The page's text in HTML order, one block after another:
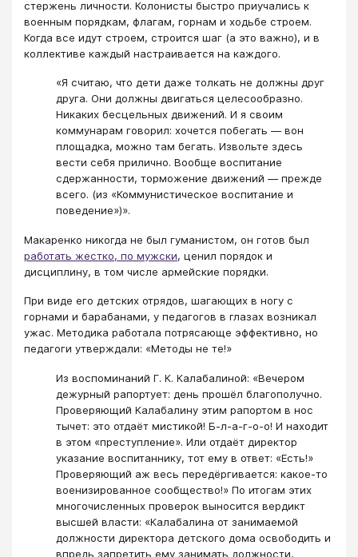
стержень личности. Колонисты быстро приучались к
военным порядкам, флагам, горнам и ходьбе строем.
Когда все идут строем, строится шаг (а это важно), и в
коллективе каждый настраивается на каждого.
«Я считаю, что дети даже толкать не должны друг
друга. Они должны двигаться целесообразно.
Никаких бесцельных движений. И я своим
коммунарам говорил: хочется побегать — вон
площадка, можно там бегать. Извольте здесь
вести себя прилично. Вообще воспитание
сдержанности, торможение движений — прежде
всего. (из «Коммунистическое воспитание и
поведение»)».
Макаренко никогда не был гуманистом, он готов был
работать жестко, по мужски, ценил порядок и
дисциплину, в том числе армейские порядки.
При виде его детских отрядов, шагающих в ногу с
горнами и барабанами, у педагогов в глазах возникал
ужас. Методика работала потрясающе эффективно, но
педагоги утверждали: «Методы не те!»
Из воспоминаний Г. К. Калабалиной: «Вечером
дежурный рапортует: день прошёл благополучно.
Проверяющий Калабалину этим рапортом в нос
тычет: это отдаёт мистикой! Б-л-а-г-о-о! И находит
в этом «преступление». Или отдаёт директор
указание воспитаннику, тот ему в ответ: «Есть!»
Проверяющий аж весь передёргивается: какое-то
военизированное сообщество!» По итогам этих
многочисленных проверок выносится вердикт
высшей власти: «Калабалина от занимаемой
должности директора детского дома освободить и
впредь запретить ему занимать должности,